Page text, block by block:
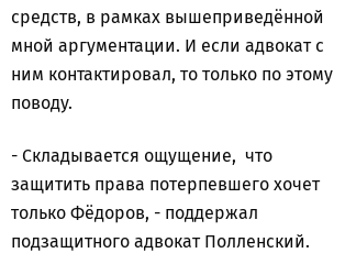
средств, в рамках вышеприведённой
мной аргументации. И если адвокат с
ним контактировал, то только по этому
поводу.
- Складывается ощущение, что
защитить права потерпевшего хочет
только Фёдоров, - поддержал
подзащитного адвокат Полленский.